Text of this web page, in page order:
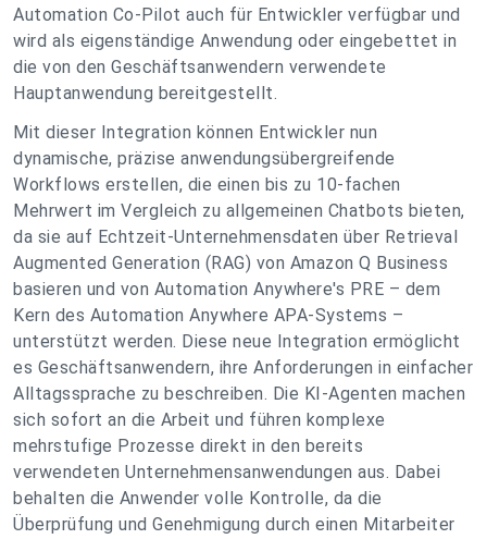
Automation Co-Pilot auch für Entwickler verfügbar und
wird als eigenständige Anwendung oder eingebettet in
die von den Geschäftsanwendern verwendete
Hauptanwendung bereitgestellt.
Mit dieser Integration können Entwickler nun
dynamische, präzise anwendungsübergreifende
Workflows erstellen, die einen bis zu 10-fachen
Mehrwert im Vergleich zu allgemeinen Chatbots bieten,
da sie auf Echtzeit-Unternehmensdaten über Retrieval
Augmented Generation (RAG) von Amazon Q Business
basieren und von Automation Anywhere's PRE – dem
Kern des Automation Anywhere APA-Systems –
unterstützt werden. Diese neue Integration ermöglicht
es Geschäftsanwendern, ihre Anforderungen in einfacher
Alltagssprache zu beschreiben. Die KI-Agenten machen
sich sofort an die Arbeit und führen komplexe
mehrstufige Prozesse direkt in den bereits
verwendeten Unternehmensanwendungen aus. Dabei
behalten die Anwender volle Kontrolle, da die
Überprüfung und Genehmigung durch einen Mitarbeiter